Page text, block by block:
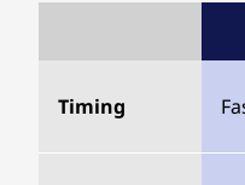
Timing